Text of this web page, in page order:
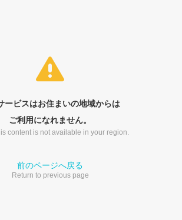
ービスはお住まいの地域からは
ご利用になれません。
content is not available in your region.
前のページへ戻る
Return to previous page